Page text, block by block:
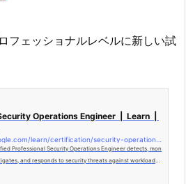
フェッショナルレベルに新しい試
Operations Engineer | Learn |
Professional Security Operations Engineer detects, mon
and responds to security threats against workloads,